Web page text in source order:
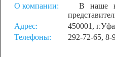
О компании:
В наше
Адрес:
450001,
Телефоны:
292-72-65, 8-